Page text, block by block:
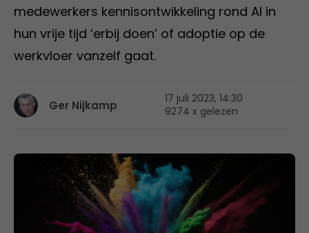
medewerkers kennisontwikkeling rond AI in
hun vrije tijd ‘erbij doen’ of adoptie op de
werkvloer vanzelf gaat.
Ger Nijkamp
17 juli 2023, 14:30
9274 x gelezen